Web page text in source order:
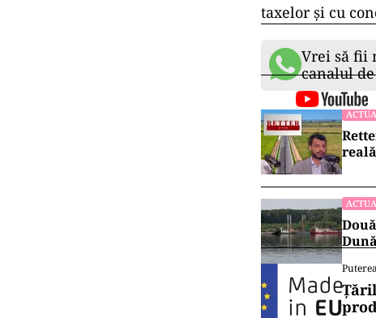
taxelor şi cu
Vrei să fii
canalul